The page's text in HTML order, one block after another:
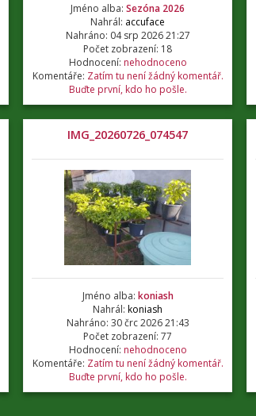
Jméno alba: Sezóna 2026
Nahrál: accuface
Nahráno: 04 srp 2026 21:27
Počet zobrazení: 18
Hodnocení: nehodnoceno
Komentáře: Zatím tu není žádný komentář.
Buďte první, kdo ho pošle.
IMG_20260726_074547
Jméno alba: koniash
Nahrál: koniash
Nahráno: 30 črc 2026 21:43
Počet zobrazení: 77
Hodnocení: nehodnoceno
Komentáře: Zatím tu není žádný komentář.
Buďte první, kdo ho pošle.